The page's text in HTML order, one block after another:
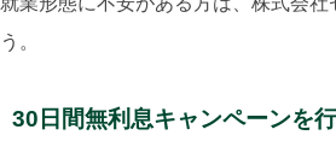
う。
30日間無利息キャンペーンを